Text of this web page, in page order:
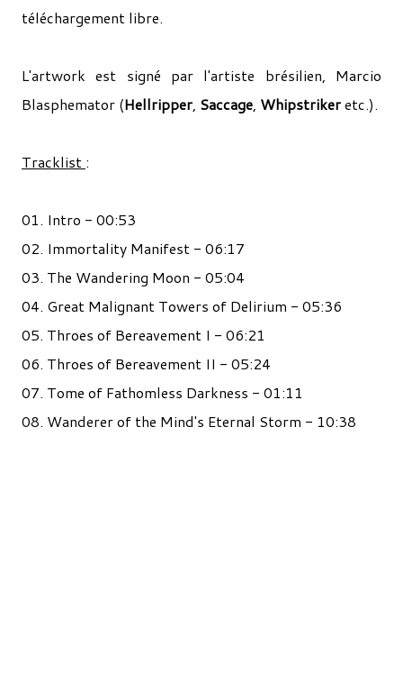
téléchargement libre.
L'artwork est signé par l'artiste brésilien, Marcio
Blasphemator (Hellripper, Saccage, Whipstrikeretc.).
Tracklist :
01. Intro - 00:53
02. Immortality Manifest - 06:17
03. The Wandering Moon - 05:04
04. Great Malignant Towers of Delirium - 05:36
05. Throes of Bereavement I - 06:21
06. Throes of Bereavement II - 05:24
07. Tome of Fathomless Darkness - 01:11
08. Wanderer of the Mind's Eternal Storm - 10:38